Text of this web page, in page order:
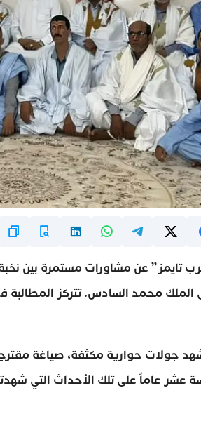
عن مشاورات مستمرة بين
الملك محمد السادس. تتركز
جولات حوارية مكثفة، صياغة
عاماً على تلك الأحداث التي